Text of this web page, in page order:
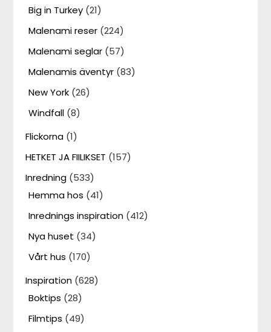
Big in Turkey (21)
Malenami reser (224)
Malenami seglar (57)
Malenamis äventyr (83)
New York (26)
Windfall (8)
Flickorna (1)
HETKET JA FIILIKSET (157)
Inredning (533)
Hemma hos (41)
Inrednings inspiration (412)
Nya huset (34)
Vårt hus (170)
Inspiration (628)
Boktips (28)
Filmtips (49)